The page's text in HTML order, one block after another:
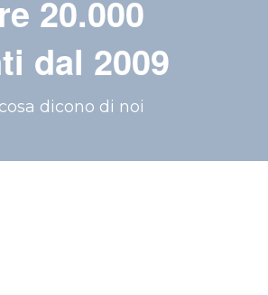
20.000
dal 2009
dicono di noi